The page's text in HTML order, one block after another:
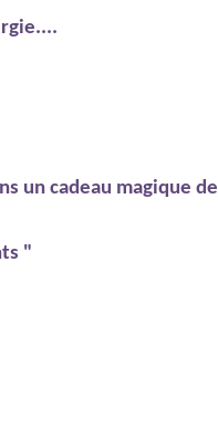
un cadeau magique de
"